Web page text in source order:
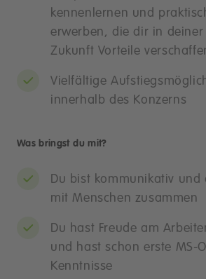
kennenlernen und
erwerben, die dir in
Zukunft Vorteile
Vielfältige
innerhalb des Konzerns
Was bringst du mit?
Du bist kommunikativ und
mit Menschen zusammen
Du hast Freude am
und hast schon erste MS-
Kenntnisse